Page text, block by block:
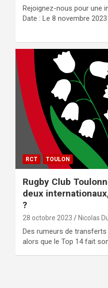
Rejoignez-nous pour une
Date : Le 8 novembre 2023
RCT TOULON
Rugby Club
deux
?
28 octobre 2023 Nicolas
Des rumeurs de
alors que le Top 14 fait